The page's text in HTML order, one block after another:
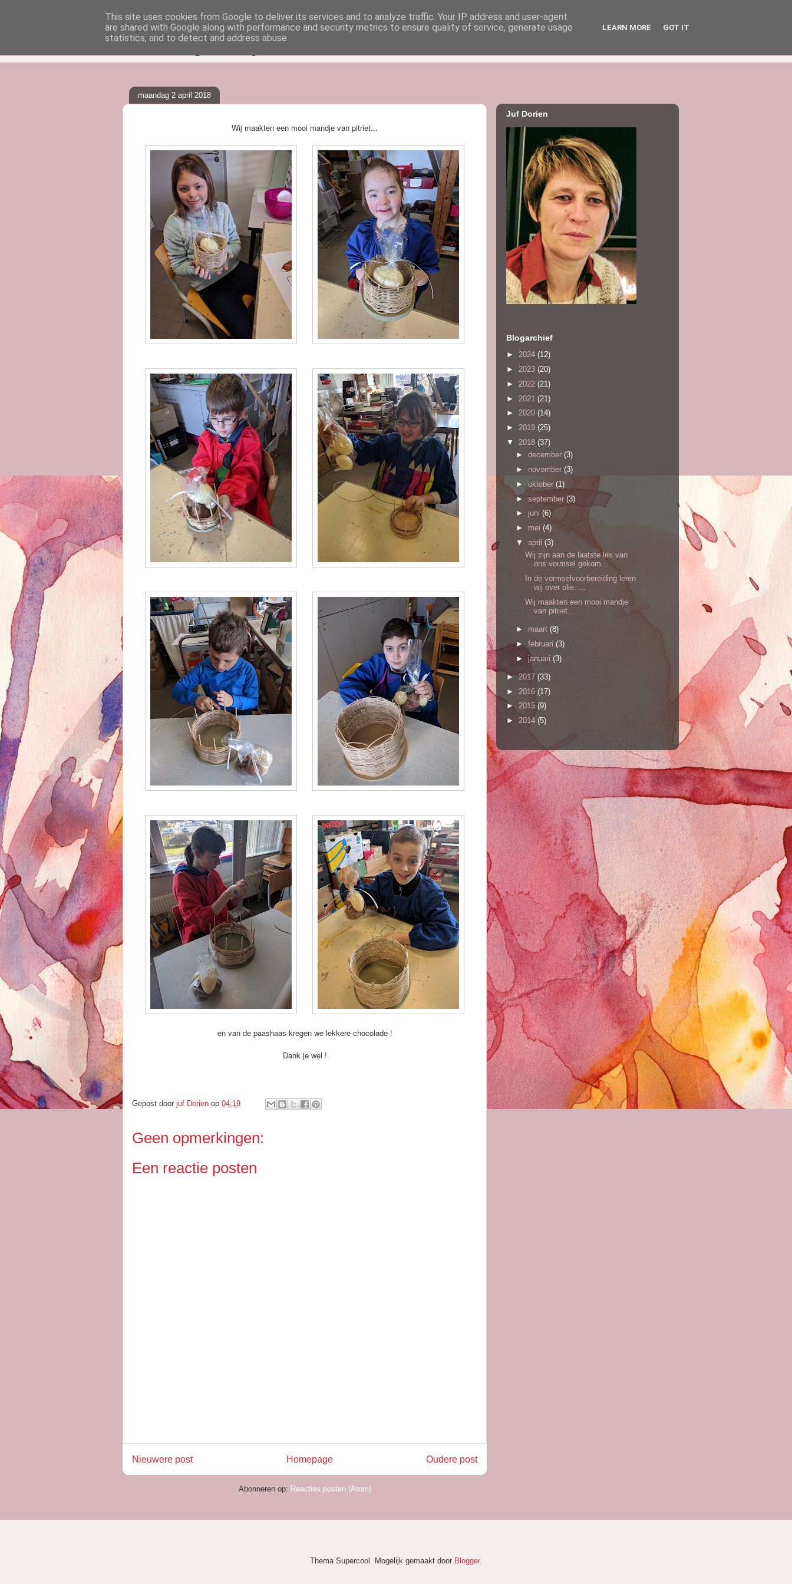
klasblog van juf Dorien
maandag 2 april 2018
Wij maakten een mooi mandje van pitriet...
en van de paashaas kregen we lekkere chocolade !
Dank je wel !
Gepost door juf Dorien op 04:19
Geen opmerkingen:
Een reactie posten
Nieuwere post Oudere post
Homepage
Abonneren op: Reacties posten (Atom)
Juf Dorien
Blogarchief
► 2024 (12)
► 2023 (20)
► 2022 (21)
► 2021 (21)
► 2020 (14)
► 2019 (25)
▼ 2018 (37)
► december (3)
► november (3)
► oktober (1)
► september (3)
► juni (6)
► mei (4)
▼ april (3)
Wij zijn aan de laatste les van
ons vormsel gekom...
In de vormselvoorbereiding leren
wij over olie. ...
Wij maakten een mooi mandje
van pitriet...
► maart (8)
► februari (3)
► januari (3)
►2017(33)
► 2016(17)
► 2015 (9)
► 2014 (5)
Thema Supercool. Mogelijk gemaakt door Blogger.
This site uses cookies from Google to deliver its services and to analyze traffic. Your IP address and user-agent
are shared with Google along with performance and security metrics to ensure quality of service, generate usage
statistics, and to detect and address abuse.
LEARN MORE GOT IT